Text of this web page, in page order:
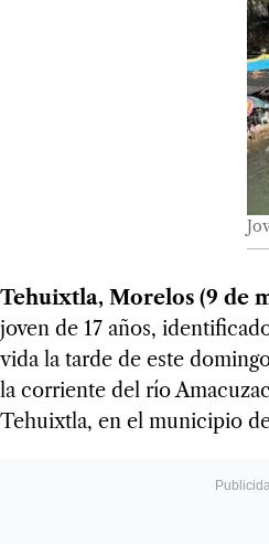
Tehuixtla, Morelos (9 de
joven de 17 años,
vida la tarde de este
la corriente del río
Tehuixtla, en el municipio